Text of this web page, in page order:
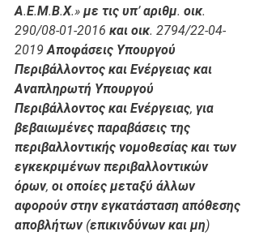
Α.Ε.Μ.Β.Χ.» με τις υπ’ αριθμ. οικ.
290/08-01-2016 και οικ. 2794/22-04-
2019 Αποφάσεις Υπουργού
Περιβάλλοντος και Ενέργειας και
Αναπληρωτή Υπουργού
Περιβάλλοντος και Ενέργειας, για
βεβαιωμένες παραβάσεις της
περιβαλλοντικής νομοθεσίας και των
εγκεκριμένων περιβαλλοντικών
όρων, οι οποίες μεταξύ άλλων
αφορούν στην εγκατάσταση απόθεσης
αποβλήτων (επικινδύνων και μη)